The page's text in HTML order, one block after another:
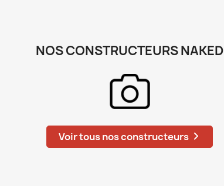
NOS CONSTRUCTEURS NAKED
Voir tous nos constructeurs